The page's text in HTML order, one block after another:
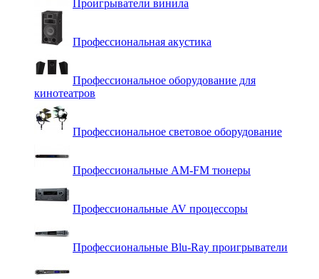
Проигрыватели винила
Профессиональная акустика
Профессиональное оборудование для
кинотеатров
Профессиональное световое оборудование
Профессиональные AM-FM тюнеры
Профессиональные AV процессоры
Профессиональные Blu-Ray проигрыватели